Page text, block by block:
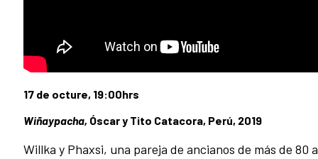
17 de octure, 19:00hrs
Wiñaypacha, Óscar y Tito Catacora, Perú, 2019
Willka y Phaxsi, una pareja de ancianos de más de 80